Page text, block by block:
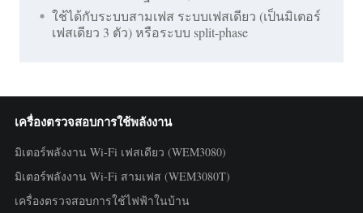
ใช้ได้กับระบบสามเฟส ระบบเฟสเดียว (เป็นมิเตอร์
เฟสเดียว 3 ตัว) หรือระบบ split-phase
เครื่องตรวจสอบการใช้พลังงาน
มิเตอร์พลังงาน Wi-Fi เฟสเดียว (WEM3080)
มิเตอร์พลังงาน Wi-Fi สามเฟส (WEM3080T)
เครื่องตรวจสอบการใช้ไฟฟ้าในบ้าน